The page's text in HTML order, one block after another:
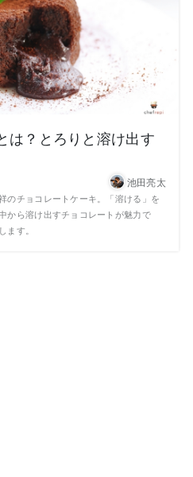
は？とろりと溶け出す
池田亮太
のチョコレートケーキ。「溶ける」を
から溶け出すチョコレートが魅力で
ます。